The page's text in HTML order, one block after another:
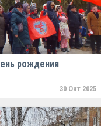
рождения
30 Окт 2025